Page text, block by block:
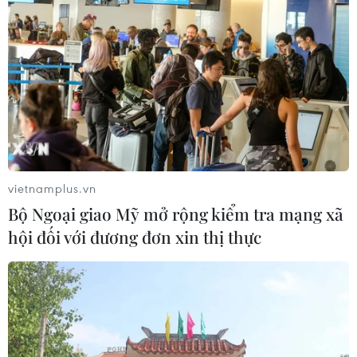
Hãng Walt Disney ký thỏa thuận
chưa từng có tiền lệ với TikTok
05/08/2026 13:31
Bế mạc Techfest Hải Phòng 2026:
Lan tỏa tinh thần đổi mới, khát vọng
phát triển
05/08/2026 12:58
AI của Anthropic và OpenAI có thể
xóa dấu vết, giả danh tính khi bị bắt
quả tang
05/08/2026 11:00
vietnamplus.vn
Bộ Ngoại giao Mỹ mở rộng kiểm tra mạng xã
hội đối với đương đơn xin thị thực